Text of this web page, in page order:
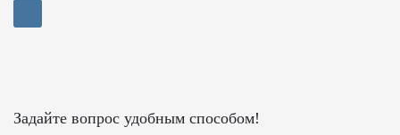
Задайте вопрос удобным способом!